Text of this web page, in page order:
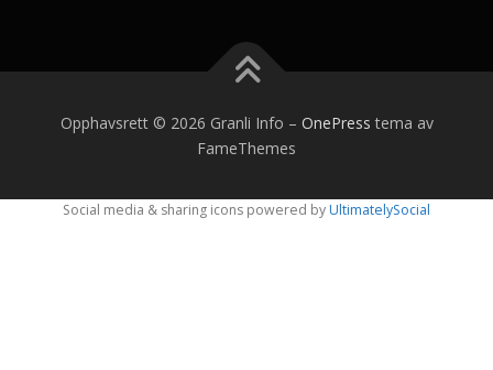
Opphavsrett © 2026 Granli Info – OnePress tema av
FameThemes
Social media & sharing icons powered byUltimatelySocial